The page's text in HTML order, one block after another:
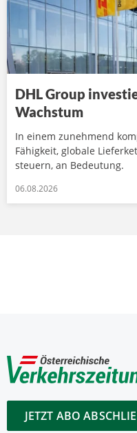
DHL Group
Wachstum
In einem zunehmend
Fähigkeit, globale
steuern, an Bedeutung.
06.08.2026
JETZT ABO